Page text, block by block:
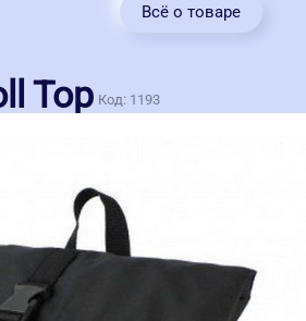
Всё о товаре
Top Код: 1193